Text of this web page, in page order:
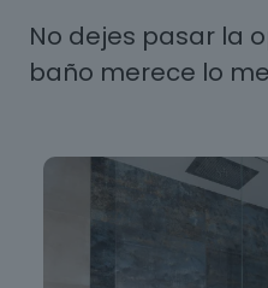
No dejes pasar la
baño merece lo